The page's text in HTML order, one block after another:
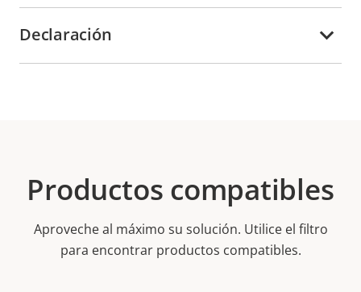
Declaración
Productos compatibles
Aproveche al máximo su solución. Utilice el filtro
para encontrar productos compatibles.